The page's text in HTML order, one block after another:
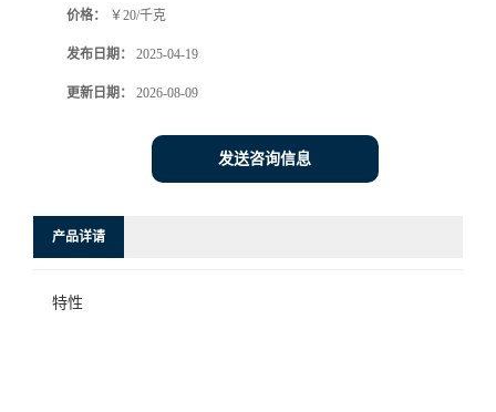
价格： ￥20/千克
发布日期： 2025-04-19
更新日期： 2026-08-09
发送咨询信息
产品详请
特性